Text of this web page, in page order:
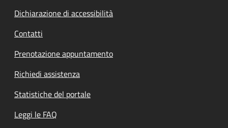
Dichiarazione di accessibilità
Contatti
Prenotazione appuntamento
Richiedi assistenza
Statistiche del portale
Leggi le FAQ